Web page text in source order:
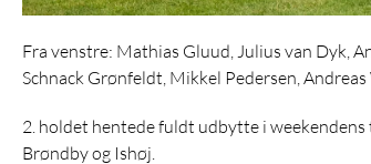
Fra venstre: Mathias Gluud, Julius van Dyk,
Schnack Grønfeldt, Mikkel Pedersen,
2. holdet hentede fuldt udbytte i weekendens
Brøndby og Ishøj.